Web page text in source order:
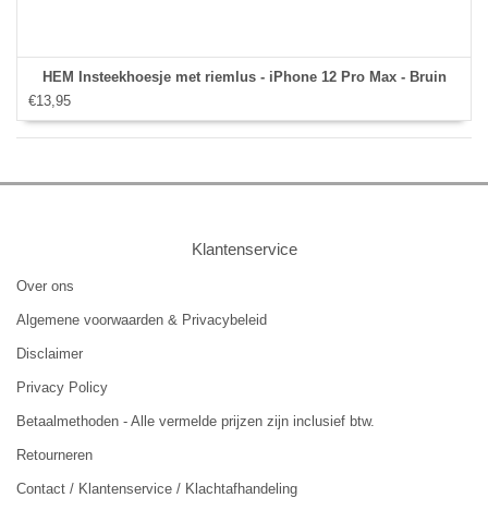
HEM Insteekhoesje met riemlus - iPhone 12 Pro Max - Bruin
€13,95
Klantenservice
Over ons
Algemene voorwaarden & Privacybeleid
Disclaimer
Privacy Policy
Betaalmethoden - Alle vermelde prijzen zijn inclusief btw.
Retourneren
Contact / Klantenservice / Klachtafhandeling